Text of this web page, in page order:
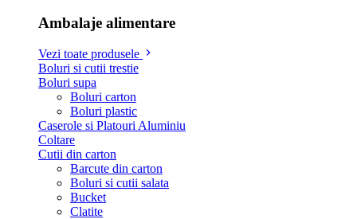
Ambalaje alimentare
Vezi toate produsele
Boluri si cutii trestie
Boluri supa
Boluri carton
Boluri plastic
Caserole si Platouri Aluminiu
Coltare
Cutii din carton
Barcute din carton
Boluri si cutii salata
Bucket
Clatite